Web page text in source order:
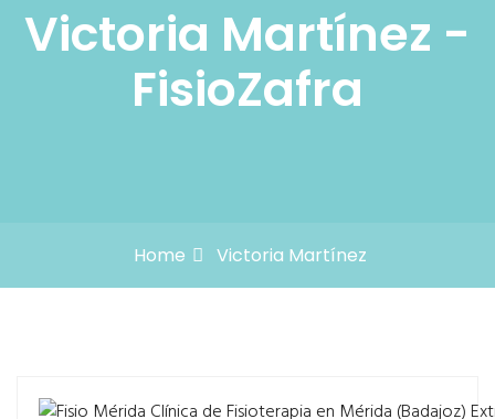
Victoria Martínez -
FisioZafra
Home Victoria Martínez